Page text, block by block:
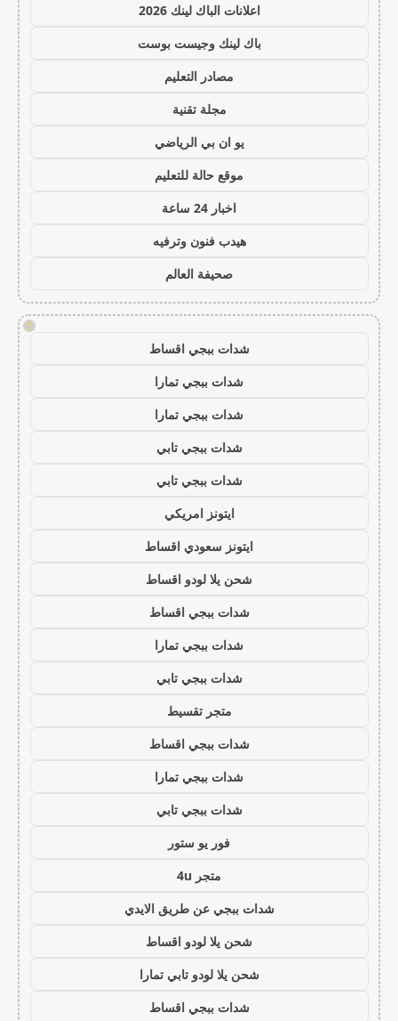
اعلانات الباك لينك 2026
باك لينك وجيست بوست
مصادر التعليم
مجلة تقنية
يو ان بي الرياضي
موقع حالة للتعليم
اخبار 24 ساعة
هيدب فنون وترفيه
صحيفة العالم
!
شدات ببجي اقساط
شدات ببجي تمارا
شدات ببجي تمارا
شدات ببجي تابي
شدات ببجي تابي
ايتونز امريكي
ايتونز سعودي اقساط
شحن يلا لودو اقساط
شدات ببجي اقساط
شدات ببجي تمارا
شدات ببجي تابي
متجر تقسيط
شدات ببجي اقساط
شدات ببجي تمارا
شدات ببجي تابي
فور يو ستور
متجر 4u
شدات ببجي عن طريق الايدي
شحن يلا لودو اقساط
شحن يلا لودو تابي تمارا
شدات ببجي اقساط